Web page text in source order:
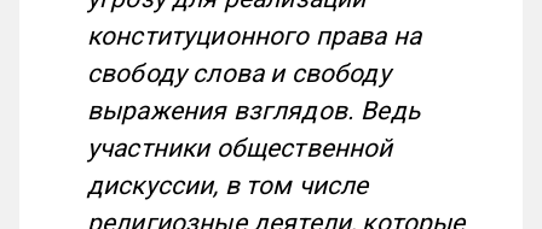
конституционного права на
свободу слова и свободу
выражения взглядов. Ведь
участники общественной
дискуссии, в том числе
религиозные деятели, которые